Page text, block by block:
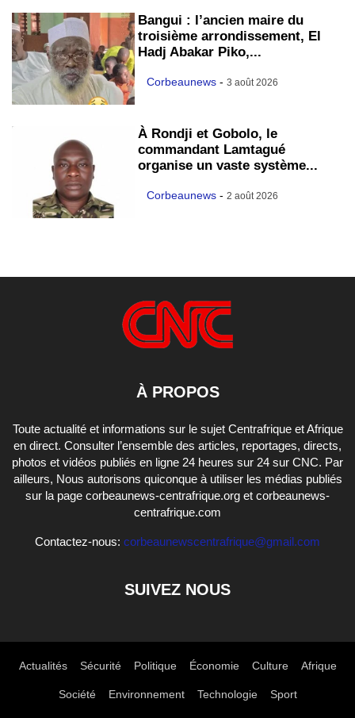
Bangui : l’ancien maire du
troisième arrondissement, El
Hadj Abakar Piko,...
Corbeaunews - 3 août 2026
À Rondji et Gobolo, le
commandant Lamtagué
organise un vaste système...
Corbeaunews - 2 août 2026
À PROPOS
Toute actualité et informations sur le sujet Centrafrique et Afrique
en direct. Consulter l’ensemble des articles, reportages, directs,
photos et vidéos publiés en ligne 24 heures sur 24 sur CNC. Par
ailleurs, Nous autorisons quiconque à utiliser les médias publiés
sur la page corbeaunews-centrafrique.org et corbeaunews-
centrafrique.com
Contactez-nous: corbeaunewscentrafrique@gmail.com
SUIVEZ NOUS
Actualités Sécurité Politique Économie Culture Afrique
Société Environnement Technologie Sport